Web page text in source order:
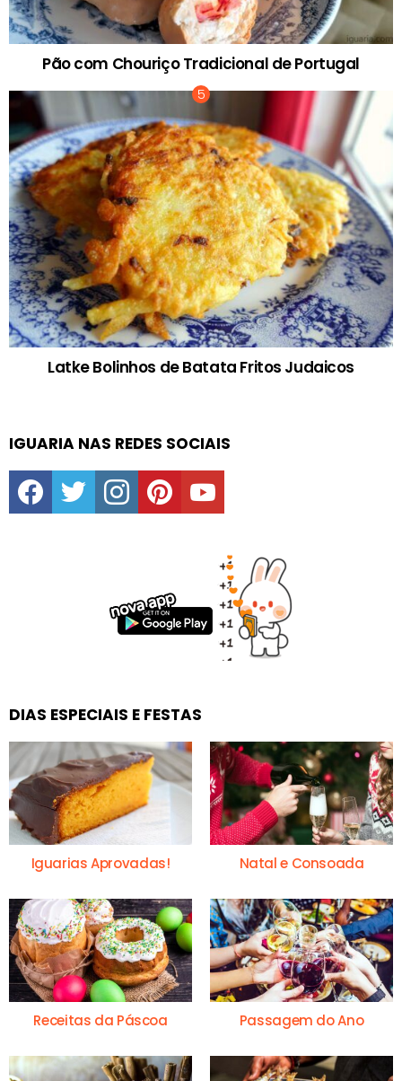
Pão com Chouriço Tradicional de Portugal
Latke Bolinhos de Batata Fritos Judaicos
IGUARIA NAS REDES SOCIAIS
facebooktwitter instagrampinterestyoutube
DIAS ESPECIAIS E FESTAS
Iguarias Aprovadas! Natal e Consoada
Receitas da Páscoa Passagem do Ano